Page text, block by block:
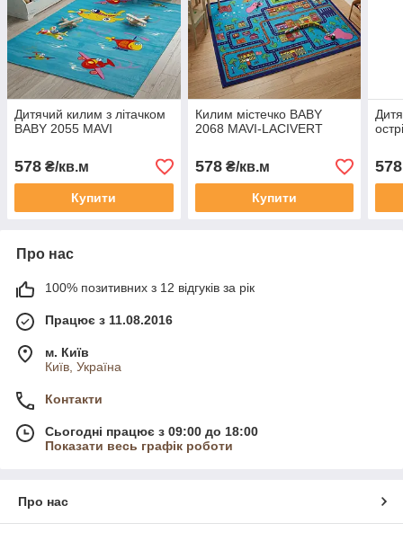
Дитячий килим з літачком
BABY 2055 MAVI
578 ₴/кв.м
Купити
Килим містечко BABY
2068 MAVI-LACIVERT
578₴/кв.м
Купити
578
Про нас
100% позитивних з 12 відгуків за рік
Працює з 11.08.2016
м. Київ
Київ, Україна
Контакти
Сьогодні працює з 09:00 до 18:00
Показати весь графік роботи
Про нас